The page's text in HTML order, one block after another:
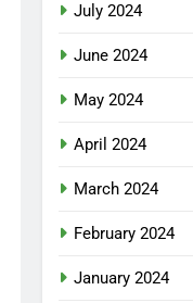
July 2024
June 2024
May 2024
April 2024
March 2024
February 2024
January 2024